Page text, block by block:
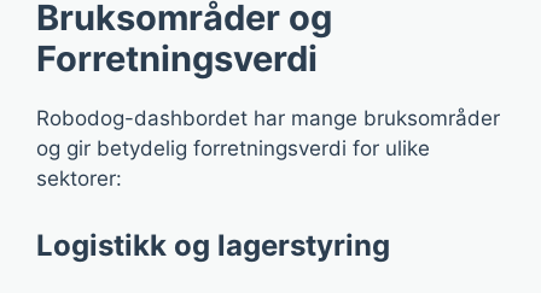
Bruksområder og
Forretningsverdi
Robodog-dashbordet har mange bruksområder
og gir betydelig forretningsverdi for ulike
sektorer:
Logistikk og lagerstyring